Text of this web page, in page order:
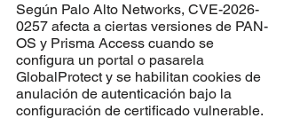
Según Palo Alto Networks, CVE-2026-
0257 afecta a ciertas versiones de PAN-
OS y Prisma Access cuando se
configura un portal o pasarela
GlobalProtect y se habilitan cookies de
anulación de autenticación bajo la
configuración de certificado vulnerable.